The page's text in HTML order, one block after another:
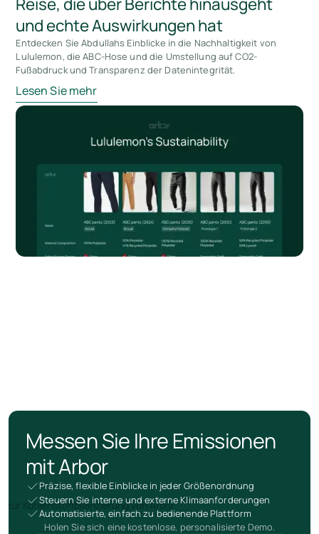
und echte Auswirkungen hat
Entdecken Sie Abdullahs Einblicke in die Nachhaltigkeit von
Lululemon, die ABC-Hose und die Umstellung auf CO2-
Fußabdruck und Transparenz der Datenintegrität.
Lesen Sie mehr
Messen Sie Ihre Emissionen
mit Arbor
Präzise, flexible Einblicke in jeder Größenordnung
Steuern Sie interne und externe Klimaanforderungen
Automatisierte, einfach zu bedienende Plattform
Holen Sie sich eine kostenlose, personalisierte Demo.